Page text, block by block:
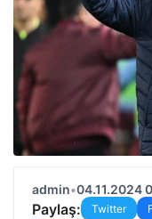
admin•04.11.2024
Paylaş: Twitter